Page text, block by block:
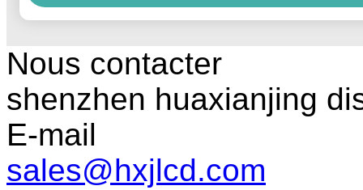
Nous contacter
shenzhen huaxianjing
E-mail
sales@hxjlcd.com